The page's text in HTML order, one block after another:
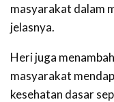
masyarakat dalam
jelasnya.
Heri juga
masyarakat
kesehatan dasar